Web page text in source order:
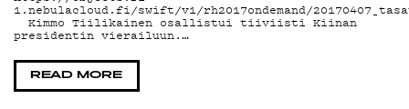
MAINOSTA
YHTEYSTIEDOT
1.nebulacloud.fi/swift/v1/rh2017ondemand/
Kimmo Tiilikainen osallistui tiiviisti Kiinan
presidentin vierailuun.…
READ MORE